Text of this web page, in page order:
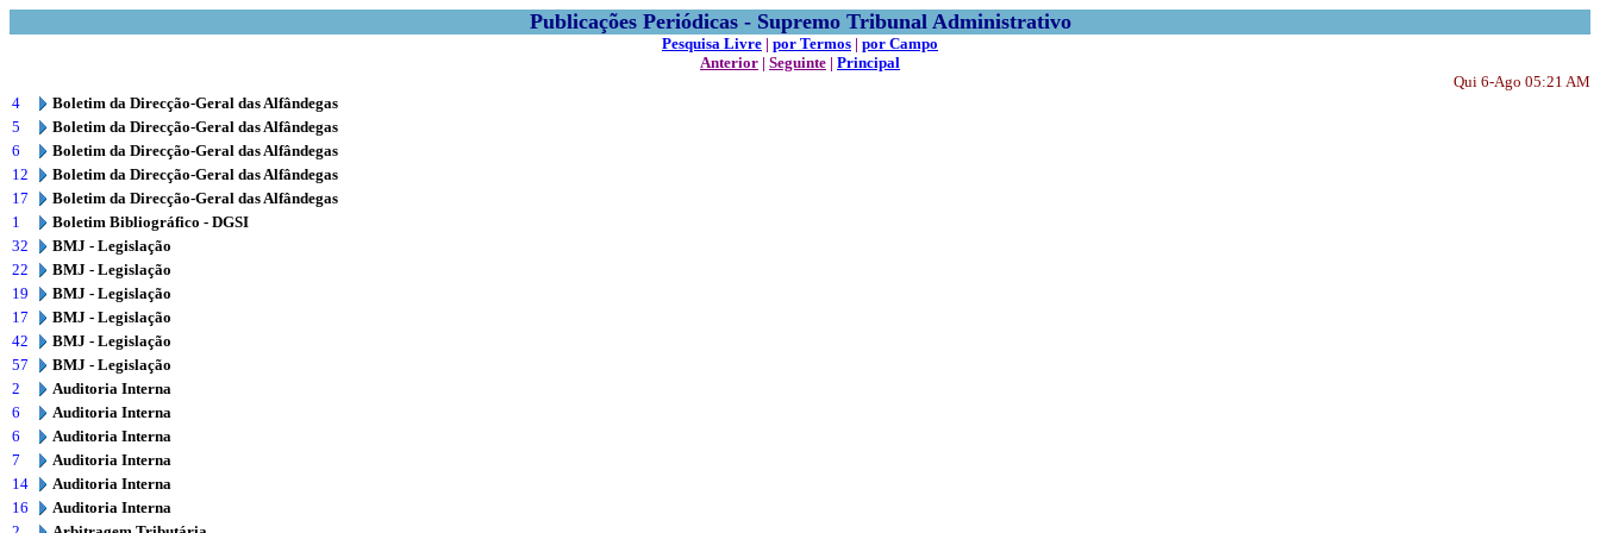
Publicações Periódicas - Supremo Tribunal Administrativo
Pesquisa Livre | por Termos | por Campo
Anterior | Seguinte | Principal
Qui 6-Ago 05:21 AM
4
Boletim da Direcção-Geral das Alfândegas
5
Boletim da Direcção-Geral das Alfândegas
6
Boletim da Direcção-Geral das Alfândegas
12
Boletim da Direcção-Geral das Alfândegas
17
Boletim da Direcção-Geral das Alfândegas
1
Boletim Bibliográfico - DGSI
32
BMJ - Legislação
22
BMJ - Legislação
19
BMJ - Legislação
17
BMJ - Legislação
42
BMJ - Legislação
57
BMJ - Legislação
2
Auditoria Interna
6
Auditoria Interna
6
Auditoria Interna
7
Auditoria Interna
14
Auditoria Interna
16
Auditoria Interna